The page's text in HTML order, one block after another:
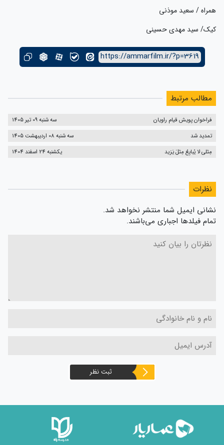
همراه / سعید موذنی
کیک/ سید مهدی حسینی
https://ammarfilm.ir/?p=3619
مطالب مرتبط
فراخوان پویش قیام راویان
سه شنبه 09 تیر 1405
تمدید شد
سه شنبه 08 اردیبهشت 1405
مِثلی لا یُبایِعُ مِثلَ یَزید
یکشنبه 24 اسفند 1404
نظرات
نشانی ایمیل شما منتشر نخواهد شد.
تمام فیلدها اجباری می‌باشند.
ثبت نظر